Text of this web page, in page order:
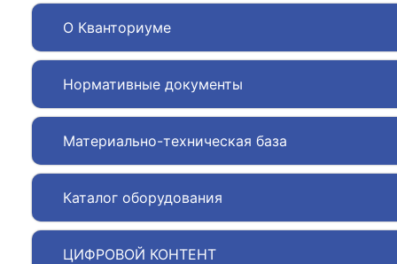
О Кванториуме
Нормативные документы
Материально-техническая база
Каталог оборудования
ЦИФРОВОЙ КОНТЕНТ